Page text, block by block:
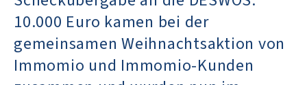
10.000 Euro kamen bei der
gemeinsamen Weihnachtsaktion von
Immomio und Immomio-Kunden